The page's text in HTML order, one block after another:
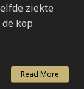
ziekte
kop
Read More